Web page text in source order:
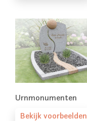
Urnmonumenten
Bekijk voorbeelden